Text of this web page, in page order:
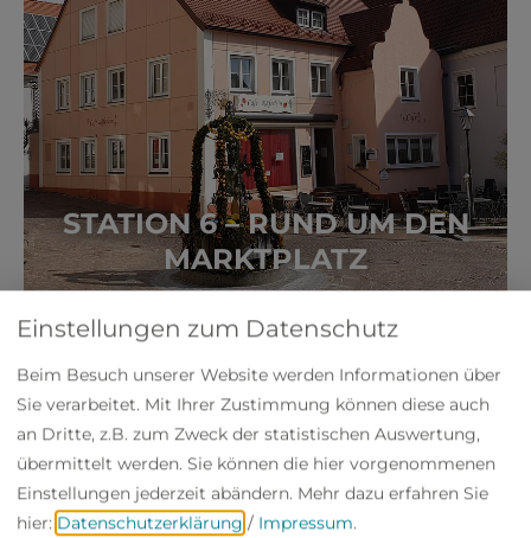
STATION 6 – RUND UM DEN
MARKTPLATZ
Einstellungen zum Datenschutz
Beim Besuch unserer Website werden Informationen über
Sie verarbeitet. Mit Ihrer Zustimmung können diese auch
an Dritte, z.B. zum Zweck der statistischen Auswertung,
übermittelt werden. Sie können die hier vorgenommenen
Einstellungen jederzeit abändern. Mehr dazu erfahren Sie
hier: Datenschutzerklärung / Impressum.